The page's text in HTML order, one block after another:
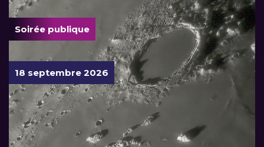
Soirée publique
18 septembre 2026